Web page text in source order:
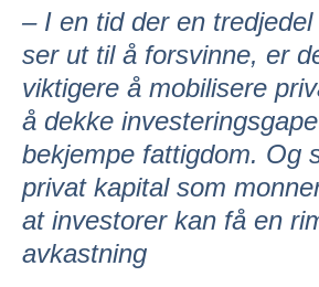
– I en tid der en
ser ut til å forsvinne, er
viktigere å mobilisere
å dekke
bekjempe fattigdom. Og
privat kapital som
at investorer kan få en
avkastning